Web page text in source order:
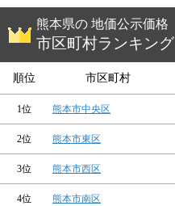
熊本県の 地価公示価格
市区町村ランキング
順位 市区町村
1位 熊本市中央区
2位 熊本市東区
3位 熊本市西区
4位 熊本市南区